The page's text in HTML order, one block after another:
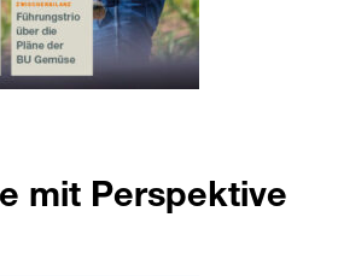
mit Perspektive